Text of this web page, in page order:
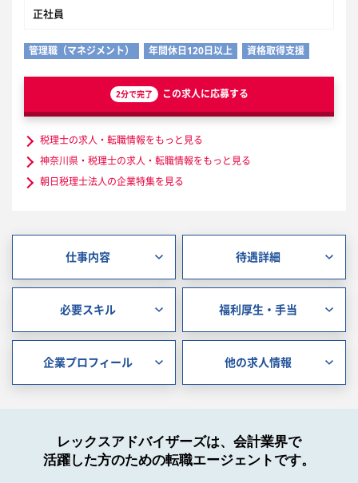
正社員
管理職（マネジメント） 年間休日120日以上 資格取得支援
2分で完了 この求人に応募する
税理士の求人・転職情報をもっと見る
神奈川県・税理士の求人・転職情報をもっと見る
朝日税理士法人の企業特集を見る
仕事内容 待遇詳細
必要スキル 福利厚生・手当
企業プロフィール 他の求人情報
レックスアドバイザーズは、会計業界で
活躍した方のための転職エージェントです。